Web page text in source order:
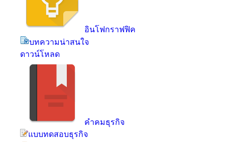
อินโฟกราฟฟิค
บทความน่าสนใจ
ดาวน์โหลด
คำคมธุรกิจ
แบบทดสอบธุรกิจ